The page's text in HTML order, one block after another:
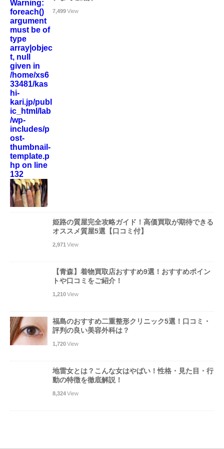
Warning:
foreach()
argument
must be of
type
array|objec
t, null
given in
/home/xs6
33481/kas
hi-
kari.jp/publ
ic_html/lab
/wp-
includes/p
ost-
thumbnail-
template.p
hp on line
132
7,499View
姫路の質屋完全攻略ガイド！高価買取が期待できる
オススメ質屋5選【口コミ付】
2,971 View
【青森】着物買取店おすすめ9選！おすすめポイン
トや口コミをご紹介！
1,210View
福島のおすすめ二重整形クリニック5選！口コミ・
評判の良い美容外科は？
1,720View
地雷女とは？こんな女はやばい！性格・見た目・行
動の特徴を徹底解説！
8,324View